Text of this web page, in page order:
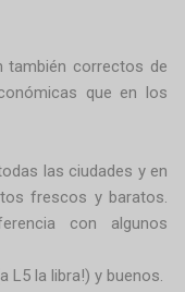
correctos de
que en los
las ciudades y en
frescos y baratos.
con algunos
L5 la libra!) y buenos.